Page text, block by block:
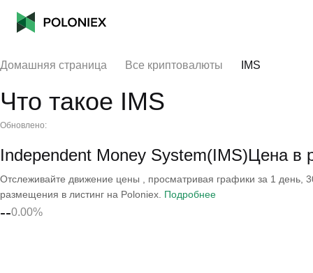
Домашняя страница Все криптовалюты IMS
Что такое IMS
Обновлено:
Independent Money System(IMS)Цена в
Отслеживайте движение цены , просматривая графики за 1 день,
размещения в листинг на Poloniex. Подробнее
--0.00%